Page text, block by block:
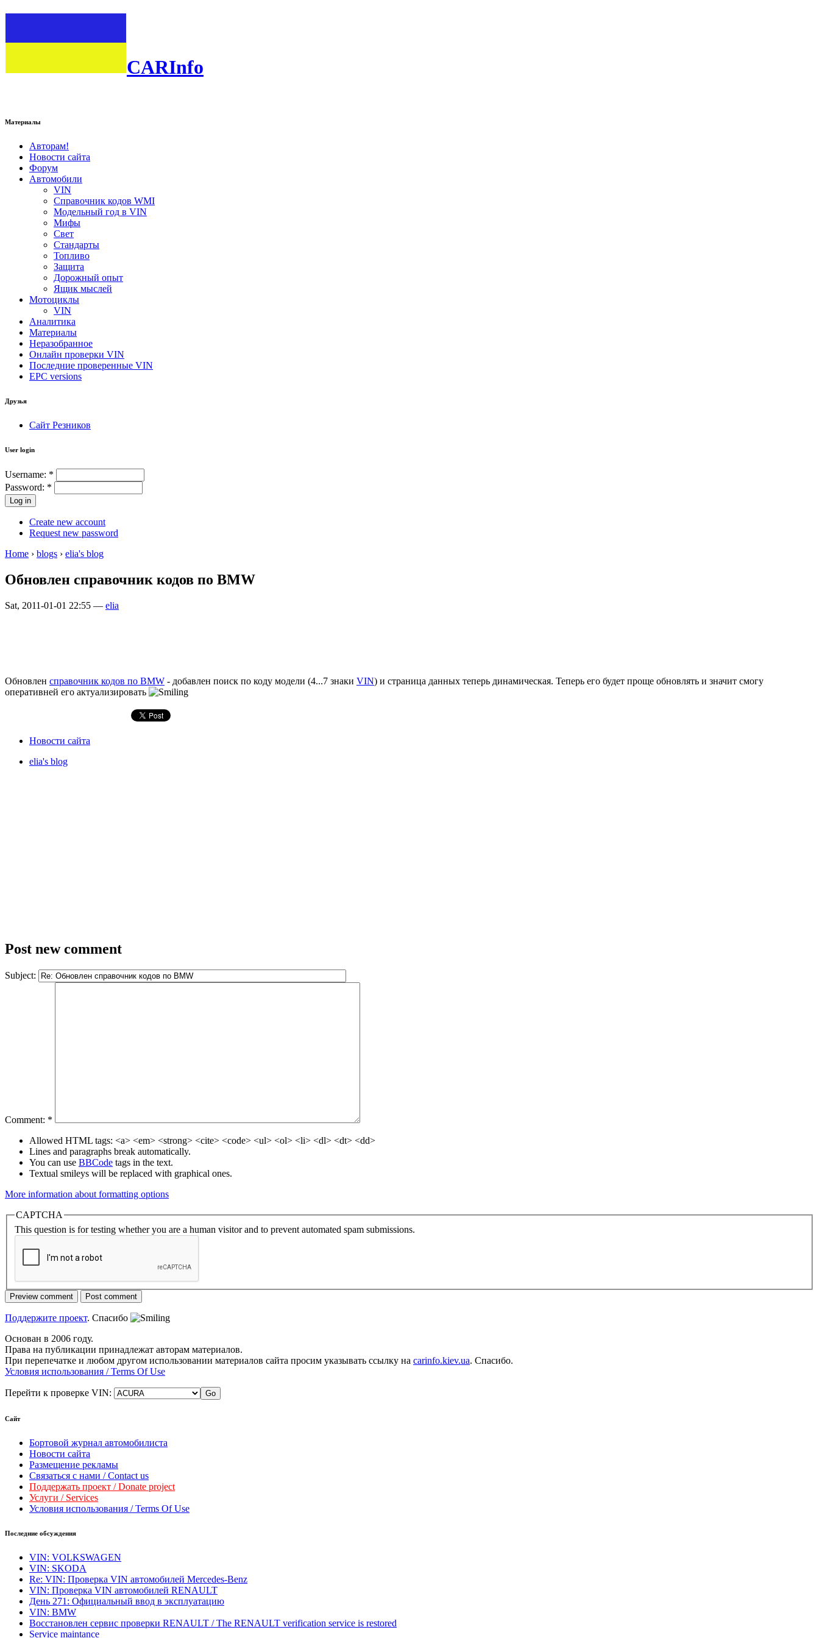
CARInfo
Материалы
Авторам!
Новости сайта
Форум
Автомобили
VIN
Справочник кодов WMI
Модельный год в VIN
Мифы
Свет
Стандарты
Топливо
Защита
Дорожный опыт
Ящик мыслей
Мотоциклы
VIN
Аналитика
Материалы
Неразобранное
Онлайн проверки VIN
Последние проверенные VIN
EPC versions
Друзья
Сайт Резников
User login
Username: *
Password: *
Create new account
Request new password
Home › blogs › elia's blog
Обновлен справочник кодов по BMW
Sat, 2011-01-01 22:55 — elia
Обновлен справочник кодов по BMW - добавлен поиск по коду модели (4...7 знаки VIN) и страница данных теперь динамическая. Теперь его будет проще обновлять и значит смогу
оперативней его актуализировать
Новости сайта
elia's blog
Post new comment
Subject:
Comment: *
Allowed HTML tags: <a> <em> <strong> <cite> <code> <ul> <ol> <li> <dl> <dt> <dd>
Lines and paragraphs break automatically.
You can use BBCode tags in the text.
Textual smileys will be replaced with graphical ones.
More information about formatting options
CAPTCHA
This question is for testing whether you are a human visitor and to prevent automated spam submissions.
Поддержите проект. Спасибо
Основан в 2006 году.
Права на публикации принадлежат авторам материалов.
При перепечатке и любом другом использовании материалов сайта просим указывать ссылку на carinfo.kiev.ua. Спасибо.
Условия использования / Terms Of Use
Перейти к проверке VIN:
Сайт
Бортовой журнал автомобилиста
Новости сайта
Размещение рекламы
Связаться с нами / Contact us
Поддержать проект / Donate project
Услуги / Services
Условия использования / Terms Of Use
Последние обсуждения
VIN: VOLKSWAGEN
VIN: SKODA
Re: VIN: Проверка VIN автомобилей Mercedes-Benz
VIN: Проверка VIN автомобилей RENAULT
День 271: Официальный ввод в эксплуатацию
VIN: BMW
Восстановлен сервис проверки RENAULT / The RENAULT verification service is restored
Service maintance